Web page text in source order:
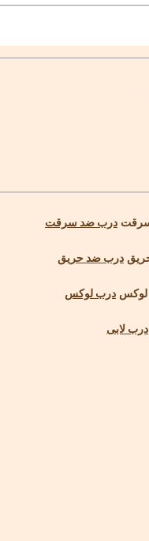
درب ضد سرقت
درب ضد حریق
درب لوکس
درب لابی